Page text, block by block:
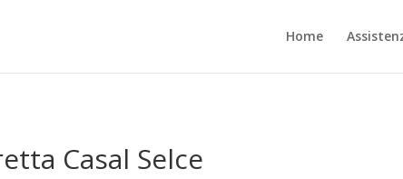
Home
Casal Selce